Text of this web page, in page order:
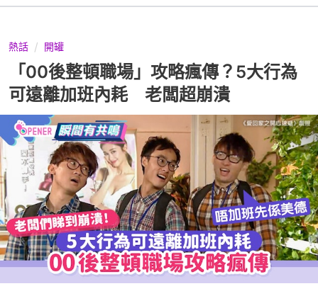
熱話 開罐
「00後整頓職場」攻略瘋傳？5大行為
可遠離加班內耗 老闆超崩潰